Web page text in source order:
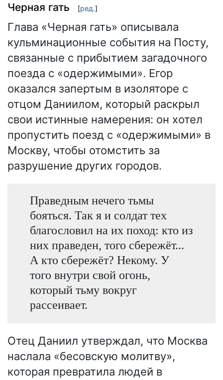
Черная гать [ред.]
Глава «Черная гать» описывала
кульминационные события на Посту,
связанные с прибытием загадочного
поезда с «одержимыми». Егор
оказался запертым в изоляторе с
отцом Даниилом, который раскрыл
свои истинные намерения: он хотел
пропустить поезд с «одержимыми» в
Москву, чтобы отомстить за
разрушение других городов.
Праведным нечего тьмы
бояться. Так я и солдат тех
благословил на их поход: кто из
них праведен, того сбережёт...
А кто сбережёт? Некому. У
того внутри свой огонь,
который тьму вокруг
рассеивает.
Отец Даниил утверждал, что Москва
наслала «бесовскую молитву»,
которая превратила людей в